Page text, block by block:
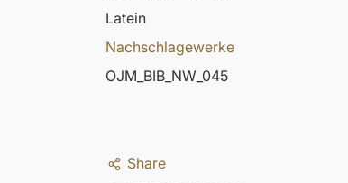
Latein
Nachschlagewerke
OJM_BIB_NW_045
Share